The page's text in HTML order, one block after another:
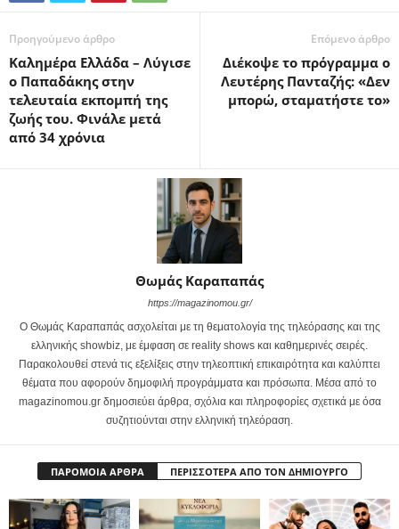
Προηγούμενο άρθρο
Καλημέρα Ελλάδα – Λύγισε
ο Παπαδάκης στην
τελευταία εκπομπή της
ζωής του. Φινάλε μετά
από 34 χρόνια
Επόμενο άρθρο
Διέκοψε το πρόγραμμα ο
Λευτέρης Πανταζής: «Δεν
μπορώ, σταματήστε το»
Θωμάς Καραπαπάς
https://magazinomou.gr/
Ο Θωμάς Καραπαπάς ασχολείται με τη θεματολογία της τηλεόρασης και της
ελληνικής showbiz, με έμφαση σε reality shows και καθημερινές σειρές.
Παρακολουθεί στενά τις εξελίξεις στην τηλεοπτική επικαιρότητα και καλύπτει
θέματα που αφορούν δημοφιλή προγράμματα και πρόσωπα. Μέσα από το
magazinomou.gr δημοσιεύει άρθρα, σχόλια και πληροφορίες σχετικά με όσα
συζητιούνται στην ελληνική τηλεόραση.
ΠΑΡΟΜΟΙΑ ΑΡΘΡΑ ΠΕΡΙΣΣΟΤΕΡΑ ΑΠΟ ΤΟΝ ΔΗΜΙΟΥΡΓΟ